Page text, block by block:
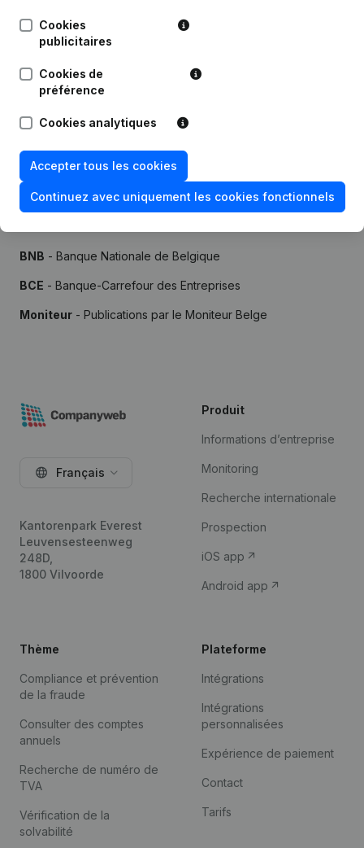
Recevez des mises à jour sur les développements
importants
Essayer gratuitement Découvrir plus
Essai gratuit de 7 jours, aucune carte de crédit requise.
Sources
BNB - Banque Nationale de Belgique
BCE - Banque-Carrefour des Entreprises
Moniteur - Publications par le Moniteur Belge
Cookies
publicitaires
Cookies de
préférence
Cookies analytiques
Accepter tous les cookies
Continuez avec uniquement les cookies fonctionnels
Français
Kantorenpark Everest
Leuvensesteenweg
248D,
1800 Vilvoorde
Produit
Informations d’entreprise
Monitoring
Recherche internationale
Prospection
iOS app
Android app
Thème
Compliance et prévention
de la fraude
Consulter des comptes
annuels
Recherche de numéro de
TVA
Vérification de la
solvabilité
Plateforme
Intégrations
Intégrations
personnalisées
Expérience de paiement
Contact
Tarifs